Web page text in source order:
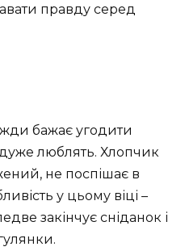
правду серед
бажає угодити
дуже люблять. Хлопчик
не поспішає в
у цьому віці –
закінчує сніданок і